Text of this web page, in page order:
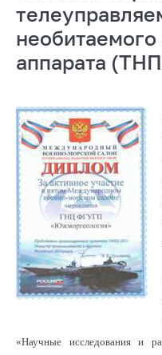
аппарата
«Научные исследования и